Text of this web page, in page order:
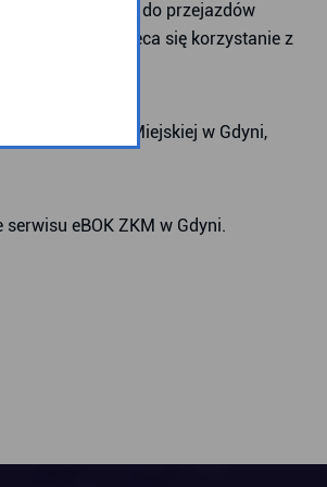
uprawnień do przejazdów
w Gdyni, zaleca się korzystanie z
Komunikacji Miejskiej w Gdyni,
eBOK ZKM w Gdyni.